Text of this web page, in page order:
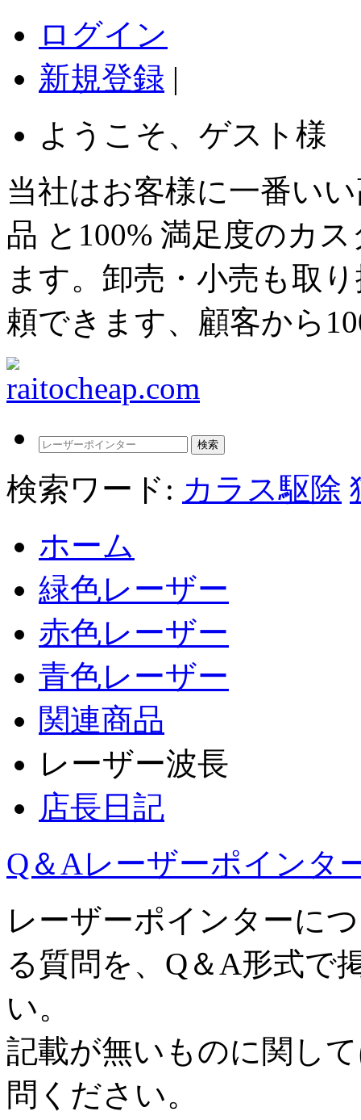
ログイン
新規登録 |
ようこそ、ゲスト様
当社はお客様に一番い
品 と100% 満足度のカ
ます。卸売・小売も取
頼できます、顧客から
検索ワード: カラス駆除
ホーム
緑色レーザー
赤色レーザー
青色レーザー
関連商品
レーザー波長
店長日記
Q＆Aレーザーポインタ
レーザーポインターに
る質問を、Q＆A形式で
い。
記載が無いものに関し
問ください。